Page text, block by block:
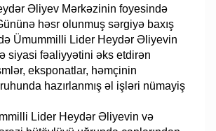
Əliyev Mərkəzinin foyesində
həsr olunmuş sərgiyə baxış
Ümummilli Lider Heydər Əliyevin
siyasi fəaliyyətini əks etdirən
eksponatlar, həmçinin
hazırlanmış əl işləri nümayiş
Lider Heydər Əliyevin və